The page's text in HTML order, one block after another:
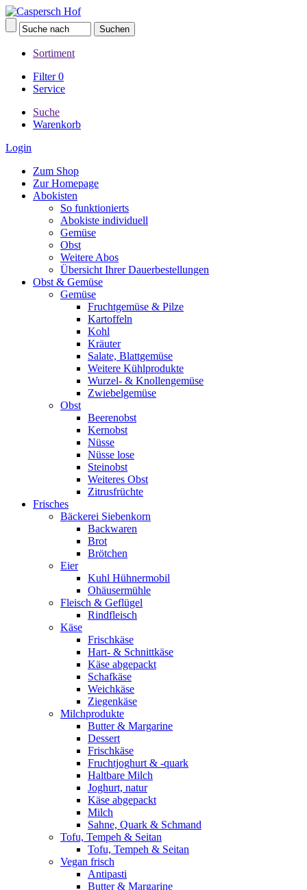
Sortiment
Filter0
Service
Suche
Warenkorb
Login
Zum Shop
Zur Homepage
Abokisten
So funktionierts
Abokiste individuell
Gemüse
Obst
Weitere Abos
Übersicht Ihrer Dauerbestellungen
Obst & Gemüse
Gemüse
Fruchtgemüse & Pilze
Kartoffeln
Kohl
Kräuter
Salate, Blattgemüse
Weitere Kühlprodukte
Wurzel- & Knollengemüse
Zwiebelgemüse
Obst
Beerenobst
Kernobst
Nüsse
Nüsse lose
Steinobst
Weiteres Obst
Zitrusfrüchte
Frisches
Bäckerei Siebenkorn
Backwaren
Brot
Brötchen
Eier
Kuhl Hühnermobil
Ohäusermühle
Fleisch & Geflügel
Rindfleisch
Käse
Frischkäse
Hart- & Schnittkäse
Käse abgepackt
Schafkäse
Weichkäse
Ziegenkäse
Milchprodukte
Butter & Margarine
Dessert
Frischkäse
Fruchtjoghurt & -quark
Haltbare Milch
Joghurt, natur
Käse abgepackt
Milch
Sahne, Quark & Schmand
Tofu, Tempeh & Seitan
Tofu, Tempeh & Seitan
Vegan frisch
Antipasti
Butter & Margarine